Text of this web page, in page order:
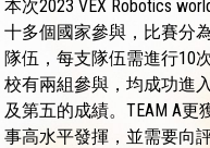
本次2023 VEX Robotics
十多個國家參與，比賽分
隊伍，每支隊伍需進行10
校有兩組參與，均成功進
及第五的成績。TEAM A更
事高水平發揮，並需要向